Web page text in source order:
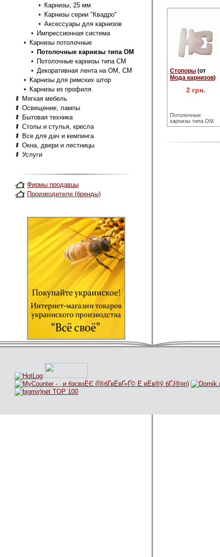
Карнизы, 25 мм
Карнизы серии "Квадро"
Аксессуары для карнизов
Импрессионная система
Карнизы потолочные
Потолочные карнизы типа ОМ
Потолочные карнизы типа СМ
Декоративная лента на ОМ, СМ
Карнизы для римских штор
Карнизы из профиля
Мягкая мебель
Освещение, лампы
Бытовая техника
Столы и стулья, кресла
Все для дач и кемпинга
Окна, двери и лестницы
Услуги
Фирмы продавцы
Производители (бренды)
Стопоры (от
Мода карнизов)
2 грн.
Потолочные
карнизы типа ОМ